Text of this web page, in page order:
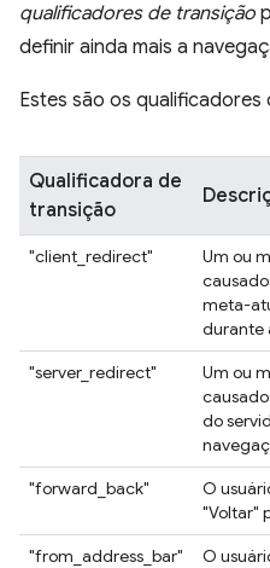
qualificadores de transição
definir ainda mais a
Estes são os qualificadores
Qualificadora de
transição
"client_redirect"
Um ou
meta-
durante
"server_redirect"
Um ou
do
"forward_back"
O
"Voltar"
"from_address_bar"
O